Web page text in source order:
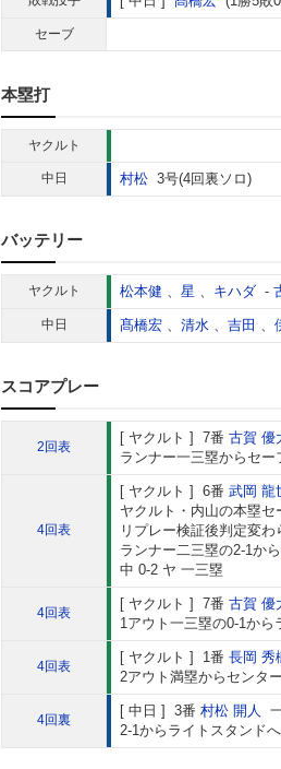
セーブ
本塁打
ヤクルト
中日 村松 3号(4回裏ソロ)
バッテリー
ヤクルト 松本健 、 星 、 キハダ -
中日 髙橋宏 、 清水 、 吉田 、
スコアプレー
2回表
ヤクルト 7番 古賀 優
ランナー一三塁からセ
4回表
ヤクルト 6番 武岡 龍
ヤクルト・内山の本塁セ
リプレー検証後判定変わ
ランナー二三塁の2-1から
中 0-2 ヤ 一三塁
4回表
ヤクルト 7番 古賀 優
1アウト一三塁の0-1か
4回表
ヤクルト 1番 長岡 秀
2アウト満塁からセンタ
4回裏
中日 3番 村松 開人
2-1からライトスタンド